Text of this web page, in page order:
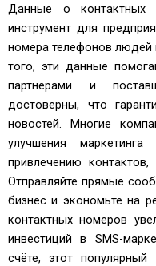
Данные о
инструмент для
номера телефонов людей
того, эти данные
партнерами и
достоверны, что
новостей. Многие
улучшения
привлечению
Отправляйте прямые
бизнес и экономьте на
контактных номеров
инвестиций в SMS-
счёте, этот